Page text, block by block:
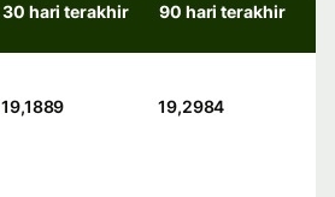
30 hari terakhir 90 hari terakhir
19,1889 19,2984